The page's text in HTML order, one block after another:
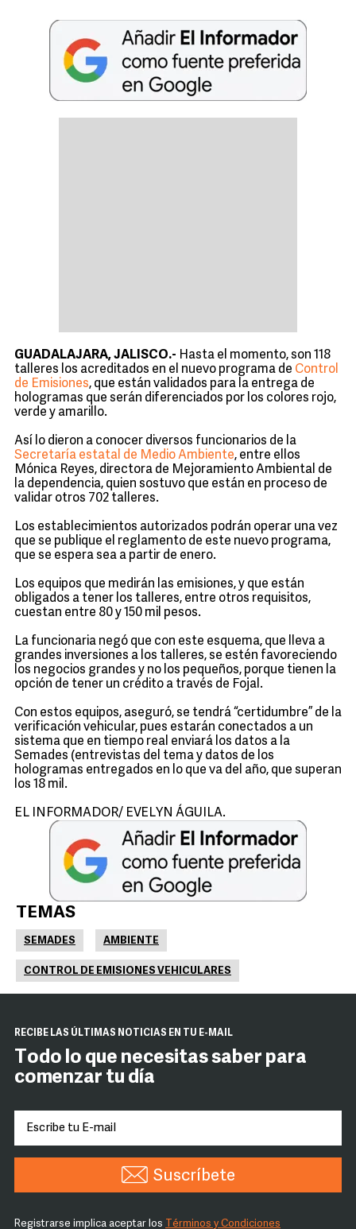
GUADALAJARA, JALISCO.- Hasta el momento, son 118
talleres los acreditados en el nuevo programa de Control
de Emisiones, que están validados para la entrega de
hologramas que serán diferenciados por los colores rojo,
verde y amarillo.
Así lo dieron a conocer diversos funcionarios de la
Secretaría estatal de Medio Ambiente, entre ellos
Mónica Reyes, directora de Mejoramiento Ambiental de
la dependencia, quien sostuvo que están en proceso de
validar otros 702 talleres.
Los establecimientos autorizados podrán operar una vez
que se publique el reglamento de este nuevo programa,
que se espera sea a partir de enero.
Los equipos que medirán las emisiones, y que están
obligados a tener los talleres, entre otros requisitos,
cuestan entre 80 y 150 mil pesos.
La funcionaria negó que con este esquema, que lleva a
grandes inversiones a los talleres, se estén favoreciendo
los negocios grandes y no los pequeños, porque tienen la
opción de tener un crédito a través de Fojal.
Con estos equipos, aseguró, se tendrá “certidumbre” de la
verificación vehicular, pues estarán conectados a un
sistema que en tiempo real enviará los datos a la
Semades (entrevistas del tema y datos de los
hologramas entregados en lo que va del año, que superan
los 18 mil.
EL INFORMADOR/ EVELYN ÁGUILA.
TEMAS
SEMADES AMBIENTE
CONTROL DE EMISIONES VEHICULARES
RECIBE LAS ÚLTIMAS NOTICIAS EN TU E-MAIL
Todo lo que necesitas saber para
comenzar tu día
Suscríbete
Registrarse implica aceptar los Términos y Condiciones